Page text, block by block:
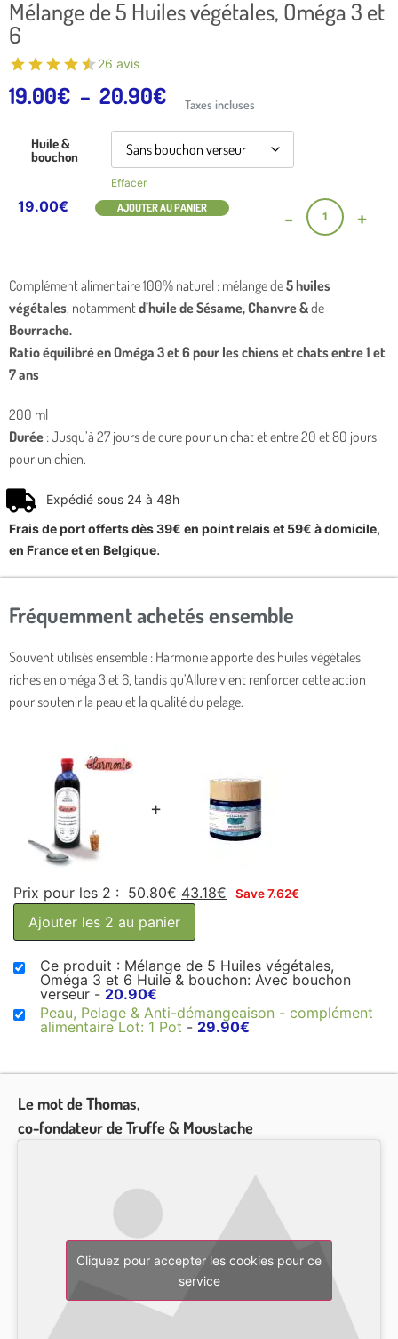
Mélange de 5 Huiles végétales, Oméga 3 et
6
26 avis
19.00€ – 20.90€ Taxes incluses
Huile &
bouchon
Effacer
19.00€ - +
AJOUTER AU PANIER
Complément alimentaire 100% naturel : mélange de5 huiles
végétales, notammentd’huile de Sésame, Chanvre &de
Bourrache.
Ratio équilibré en Oméga 3 et 6 pour les chiens et chats entre 1 et
7 ans
200 ml
Durée : Jusqu’à 27 jours de cure pour un chat et entre 20 et 80 jours
pour un chien.
Expédié sous 24 à 48h
Frais de port offerts dès 39€ en point relais et 59€ à domicile,
en France et en Belgique.
Fréquemment achetés ensemble​
Souvent utilisés ensemble : Harmonie apporte des huiles végétales
riches en oméga 3 et 6, tandis qu’Allure vient renforcer cette action
pour soutenir la peau et la qualité du pelage.
+
Prix pour les 2 : 50.80€ 43.18€ Save7.62€
Ajouter les 2 au panier
Ce produit : Mélange de 5 Huiles végétales,
Oméga 3 et 6 Huile & bouchon: Avec bouchon
verseur - 20.90€
Peau, Pelage & Anti-démangeaison - complément
alimentaire Lot: 1 Pot - 29.90€
Le mot de Thomas,
co-fondateur de Truffe & Moustache
Cliquez pour accepter les cookies pour ce
service